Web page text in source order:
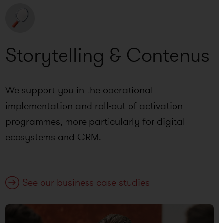
Storytelling & Contenus
We support you in the operational
implementation and roll-out of activation
programmes, more particularly for digital
ecosystems and CRM.
See our business case studies